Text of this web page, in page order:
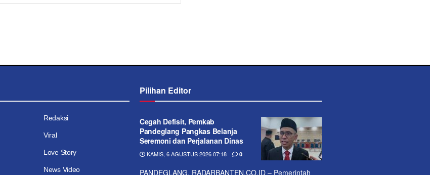
Redaksi
Viral
Love Story
News Video
Pilihan Editor
Cegah Defisit, Pemkab
Pandeglang Pangkas Belanja
Seremoni dan Perjalanan Dinas
KAMIS, 6 AGUSTUS 2026 07:18 0
PANDEGLANG, RADARBANTEN.CO.ID – Pemerintah